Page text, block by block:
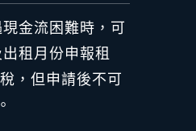
金流困難時，可
租月份申報租
，但申請後不可